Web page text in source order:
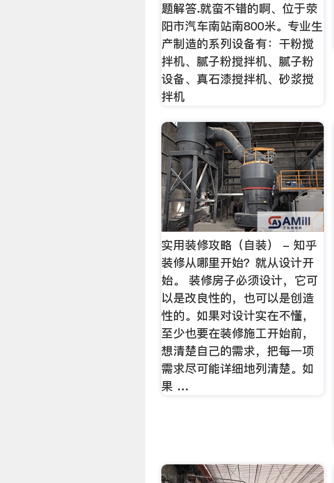
题解答.就蛮不错的啊、位于荥
阳市汽车南站南800米。专业生
产制造的系列设备有：干粉搅
拌机、腻子粉搅拌机、腻子粉
设备、真石漆搅拌机、砂浆搅
拌机
实用装修攻略（自装） - 知乎
装修从哪里开始？就从设计开
始。 装修房子必须设计，它可
以是改良性的，也可以是创造
性的。如果对设计实在不懂，
至少也要在装修施工开始前，
想清楚自己的需求，把每一项
需求尽可能详细地列清楚。如
果 …